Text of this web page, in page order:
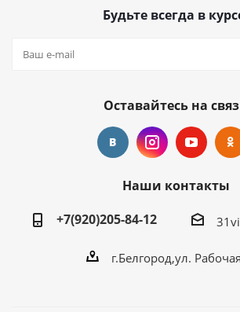
Будьте всегда в
Оставайтесь на
Наши контакты
+7(920)205-84-12
г.Белгород,ул.